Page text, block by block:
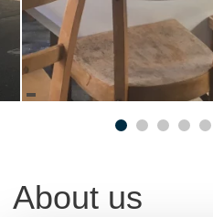
About us